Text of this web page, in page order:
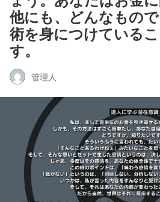
他にも、どんなもの
術を身につけている
す。
管理人